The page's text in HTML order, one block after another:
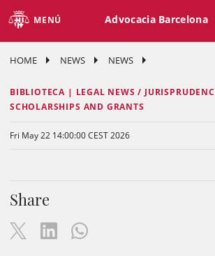
MENÚ Advocacia Barcelona
HOME NEWS NEWS
BIBLIOTECA | LEGAL NEWS /
SCHOLARSHIPS AND GRANTS
Fri May 22 14:00:00 CEST 2026
Share